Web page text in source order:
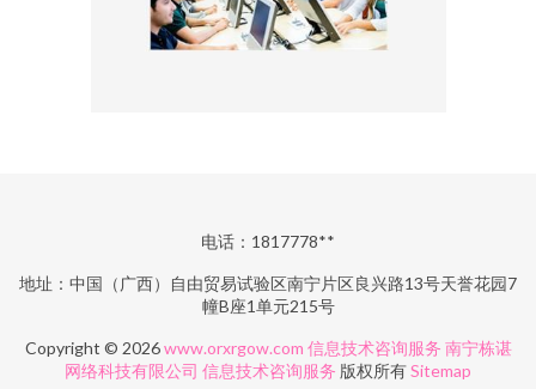
电话：1817778**
地址：中国（广西）自由贸易试验区南宁片区良兴路13号天誉花园7
幢B座1单元215号
Copyright © 2026www.orxrgow.com 信息技术咨询服务 南宁栋谌
网络科技有限公司 信息技术咨询服务 版权所有Sitemap